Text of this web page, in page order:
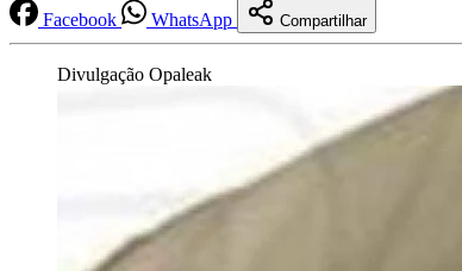
Facebook WhatsApp Compartilhar
Divulgação Opaleak